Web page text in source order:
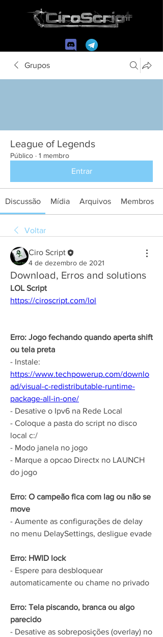
Grupos
League of Legends
Público · 1 membro
Entrar
Discussão Mídia Arquivos Membros
Voltar
Ciro Script
4 de dezembro de 2021
Download, Erros and solutions
LOL Script
https://ciroscript.com/lol
Erro: Jogo fechando quando aperta shift
ou tela preta
https://www.techpowerup.com/downlo
ad/visual-c-redistributable-runtime-
package-all-in-one/
- Desative o Ipv6 na Rede Local
- Coloque a pasta do script no disco
local c:/
- Modo janela no jogo
- Marque a opcao Directx no LAUNCH
do jogo
Erro: O campeão fica com lag ou não se
move
- Aumente as configurações de delay
no menu DelaySettings, desligue evade
Erro: HWID lock
- Espere para desbloquear
automaticamente ou chame no privado
Erro: Tela piscando, branca ou algo
parecido
- Desative as sobreposições (overlay) no